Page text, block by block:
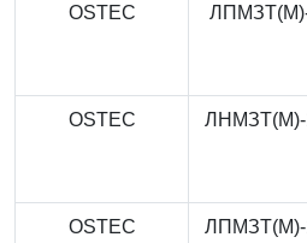
OSTEC
OSTEC ЛНМЗТ(М)-
OSTEC ЛПМЗТ(М)-